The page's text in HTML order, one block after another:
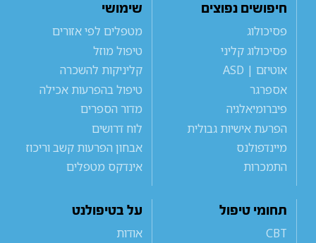
חיפושים נפוצים
פסיכולוג
פסיכולוג קליני
אוטיזם | ASD
אספרגר
פיברומיאלגיה
הפרעת אישיות גבולית
מיינדפולנס
התמכרות
שימושי
מטפלים לפי אזורים
טיפול מוזל
קליניקות להשכרה
טיפול בהפרעות אכילה
מדור הספרים
לוח דרושים
אבחון הפרעות קשב וריכוז
אינדקס מטפלים
תחומי טיפול
CBT
על בטיפולנט
אודות